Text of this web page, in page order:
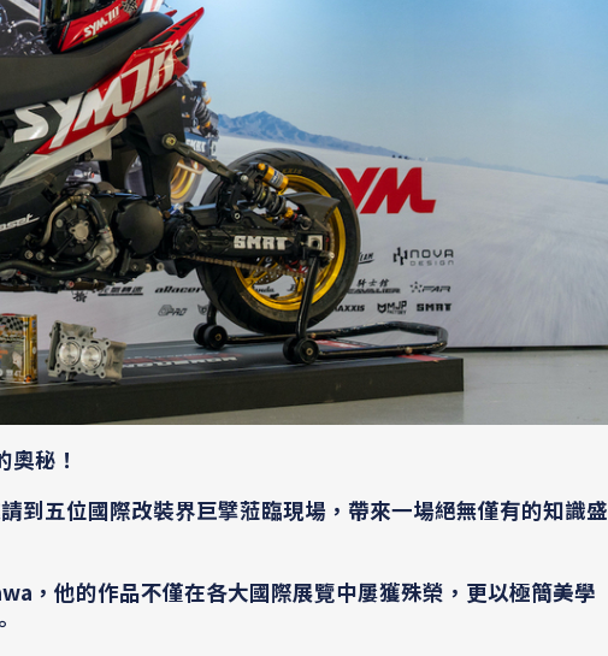
秘！
到五位國際改裝界巨擘蒞臨現場，帶來一場絕無僅有的知識盛
，他的作品不僅在各大國際展覽中屢獲殊榮，更以極簡美學